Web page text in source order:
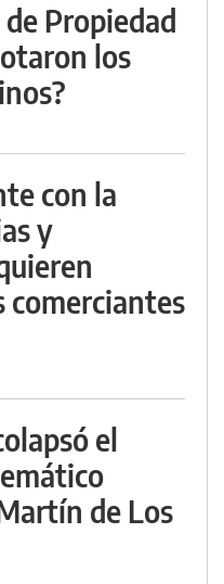
Propiedad
los
con la
y
comerciantes
el
de Los